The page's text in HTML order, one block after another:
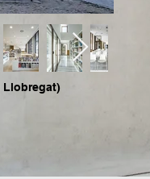
Llobregat)